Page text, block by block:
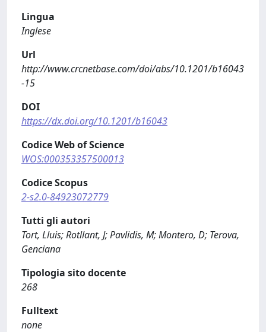
Lingua
Inglese
Url
http://www.crcnetbase.com/doi/abs/10.1201/b16043
-15
DOI
https://dx.doi.org/10.1201/b16043
Codice Web of Science
WOS:000353357500013
Codice Scopus
2-s2.0-84923072779
Tutti gli autori
Tort, Lluis; Rotllant, J; Pavlidis, M; Montero, D; Terova,
Genciana
Tipologia sito docente
268
Fulltext
none